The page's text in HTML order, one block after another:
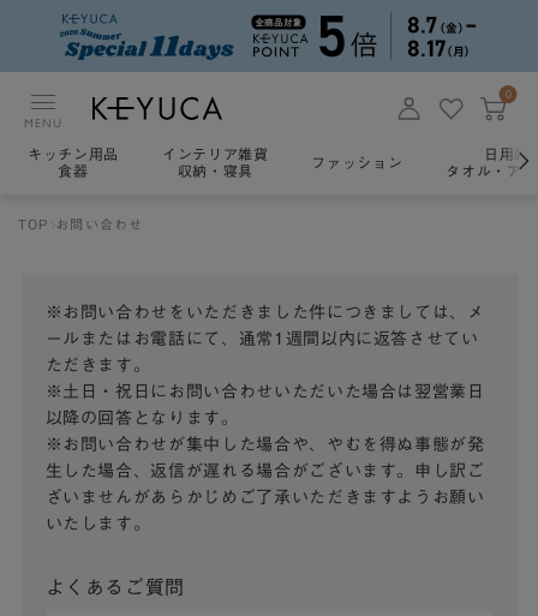
MENU
0
キッチン用品
食器
インテリア雑貨
収納・寝具
ファッション
日用雑
タオル・ア
TOP お問い合わせ
※お問い合わせをいただきました件につきましては、メ
ールまたはお電話にて、通常1週間以内に返答させてい
ただきます。
※土日・祝日にお問い合わせいただいた場合は翌営業日
以降の回答となります。
※お問い合わせが集中した場合や、やむを得ぬ事態が発
生した場合、返信が遅れる場合がございます。申し訳ご
ざいませんがあらかじめご了承いただきますようお願い
いたします。
よくあるご質問